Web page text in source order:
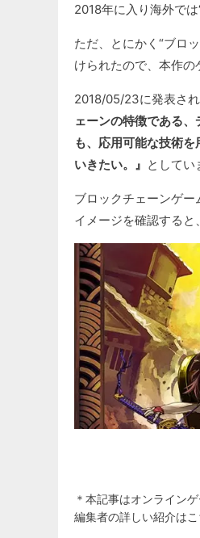
2018年に入り海外で
ただ、とにかく“ブロ
けられたので、本作の
2018/05/23に発表され
ェーンの特徴である
も、応用可能な技術
いきたい。』 としてい
ブロックチェーンゲ
イメージを確認すると、
＊本記事はオンライン
編集者の詳しい紹介は